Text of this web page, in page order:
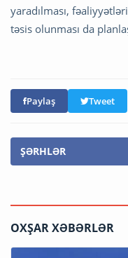
yaradılması,
təsis olunması da
Paylaş Tweet
ŞƏRHLƏR
OXŞAR XƏBƏRLƏR